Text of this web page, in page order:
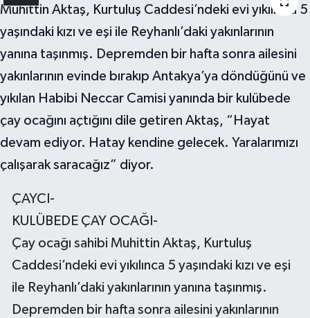
ÇAYCI-
KULÜBEDE ÇAY OCAĞI-
Çay ocağı sahibi Muhittin Aktaş, Kurtuluş
Caddesi’ndeki evi yıkılınca 5 yaşındaki kızı ve eşi
ile Reyhanlı’daki yakınlarının yanına taşınmış.
Depremden bir hafta sonra ailesini yakınlarının
Sağlık
Siyaset
Sosyal medya
Spor
Teknoloji
Turizm
Yaşam